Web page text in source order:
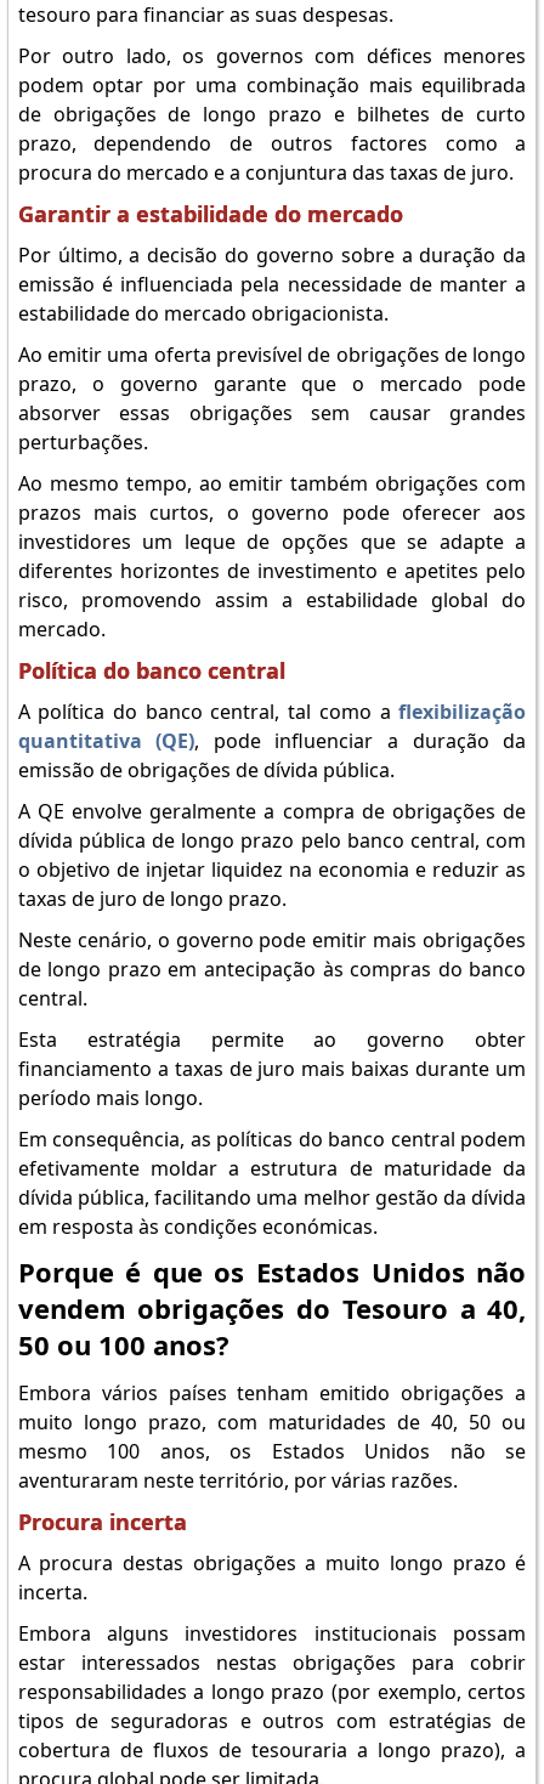
tesouro para financiar as suas despesas.
Por outro lado, os governos com défices menores
podem optar por uma combinação mais equilibrada
de obrigações de longo prazo e bilhetes de curto
prazo, dependendo de outros factores como a
procura do mercado e a conjuntura das taxas de juro.
Garantir a estabilidade do mercado
Por último, a decisão do governo sobre a duração da
emissão é influenciada pela necessidade de manter a
estabilidade do mercado obrigacionista.
Ao emitir uma oferta previsível de obrigações de longo
prazo, o governo garante que o mercado pode
absorver essas obrigações sem causar grandes
perturbações.
Ao mesmo tempo, ao emitir também obrigações com
prazos mais curtos, o governo pode oferecer aos
investidores um leque de opções que se adapte a
diferentes horizontes de investimento e apetites pelo
risco, promovendo assim a estabilidade global do
mercado.
Política do banco central
A política do banco central, tal como aflexibilização
quantitativa (QE), pode influenciar a duração da
emissão de obrigações de dívida pública.
A QE envolve geralmente a compra de obrigações de
dívida pública de longo prazo pelo banco central, com
o objetivo de injetar liquidez na economia e reduzir as
taxas de juro de longo prazo.
Neste cenário, o governo pode emitir mais obrigações
de longo prazo em antecipação às compras do banco
central.
Esta estratégia permite ao governo obter
financiamento a taxas de juro mais baixas durante um
período mais longo.
Em consequência, as políticas do banco central podem
efetivamente moldar a estrutura de maturidade da
dívida pública, facilitando uma melhor gestão da dívida
em resposta às condições económicas.
Porque é que os Estados Unidos não
vendem obrigações do Tesouro a 40,
50 ou 100 anos?
Embora vários países tenham emitido obrigações a
muito longo prazo, com maturidades de 40, 50 ou
mesmo 100 anos, os Estados Unidos não se
aventuraram neste território, por várias razões.
Procura incerta
A procura destas obrigações a muito longo prazo é
incerta.
Embora alguns investidores institucionais possam
estar interessados nestas obrigações para cobrir
responsabilidades a longo prazo (por exemplo, certos
tipos de seguradoras e outros com estratégias de
cobertura de fluxos de tesouraria a longo prazo), a